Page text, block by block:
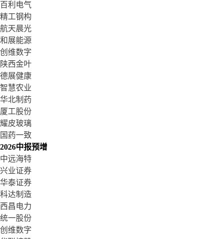
百利电气
精工钢构
航天晨光
和展能源
创维数字
陕西金叶
德展健康
智慧农业
华北制药
厦工股份
耀皮玻璃
国药一致
2026中报预增
中远海特
兴业证券
华泰证券
科达制造
西昌电力
统一股份
创维数字